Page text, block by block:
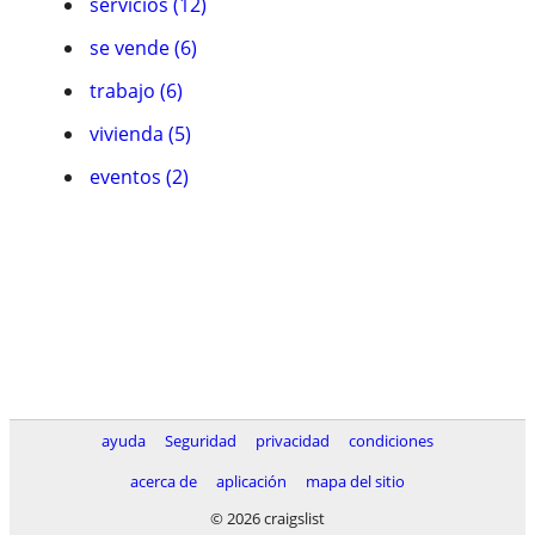
se vende (6)
trabajo (6)
vivienda (5)
eventos (2)
ayuda Seguridad privacidad
condiciones
acerca de
aplicación
mapa del sitio
© 2026 craigslist